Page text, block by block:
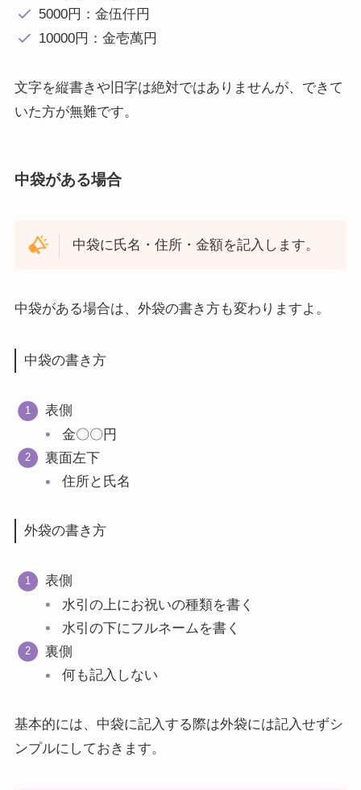
5000円：金伍仟円
10000円：金壱萬円
文字を縦書きや旧字は絶対ではありませんが、できて
いた方が無難です。
中袋がある場合
中袋に氏名・住所・金額を記入します。
中袋がある場合は、外袋の書き方も変わりますよ。
中袋の書き方
表側
金〇〇円
裏面左下
住所と氏名
外袋の書き方
表側
水引の上にお祝いの種類を書く
水引の下にフルネームを書く
裏側
何も記入しない
基本的には、中袋に記入する際は外袋には記入せずシ
ンプルにしておきます。